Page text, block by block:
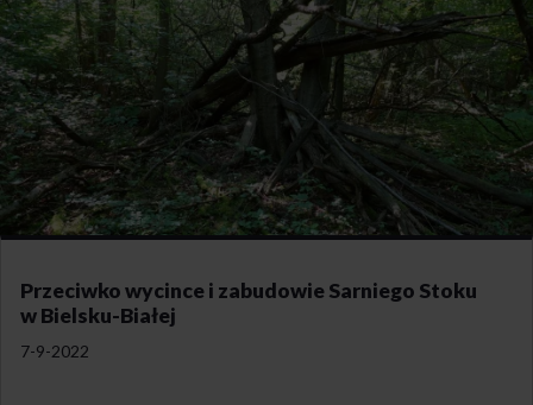
Przeciwko wycince i zabudowie Sarniego Stoku
w Bielsku-Białej
7-9-2022